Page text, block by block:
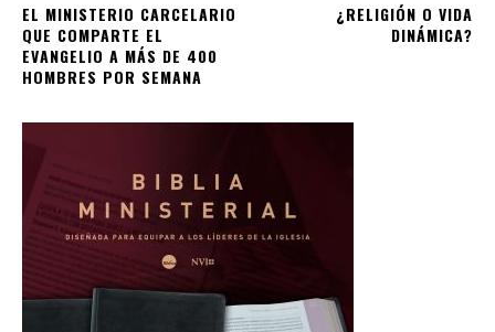
EL MINISTERIO CARCELARIO
QUE COMPARTE EL
EVANGELIO A MÁS DE 400
HOMBRES POR SEMANA
¿RELIGIÓN O VIDA
DINÁMICA?